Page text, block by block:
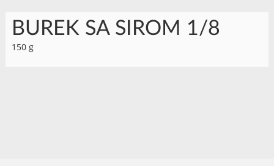
BUREK SA SIROM 1/8
150 g